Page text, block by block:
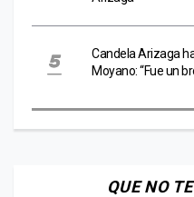
Candela Arizaga
Moyano: “Fue un
QUE NO